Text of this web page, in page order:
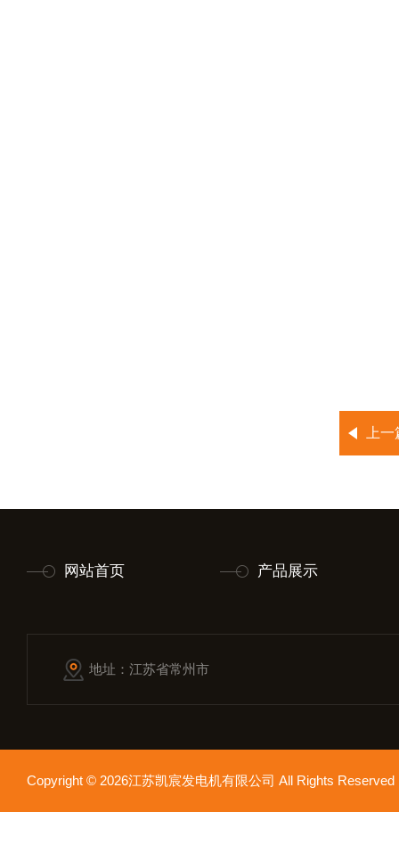
上
网站首页 产品展示
地址：江苏省常州市
Copyright © 2026江苏凯宸发电机有限公司 All Rights